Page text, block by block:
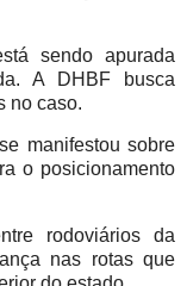
sendo apurada
A DHBF busca
no caso.
manifestou sobre
o posicionamento
rodoviários da
nas rotas que